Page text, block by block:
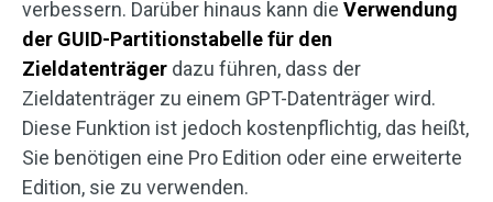
verbessern. Darüber hinaus kann die Verwendung
der GUID-Partitionstabelle für den
Zieldatenträger dazu führen, dass der
Zieldatenträger zu einem GPT-Datenträger wird.
Diese Funktion ist jedoch kostenpflichtig, das heißt,
Sie benötigen eine Pro Edition oder eine erweiterte
Edition, sie zu verwenden.